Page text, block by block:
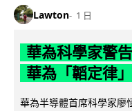
Lawton 1 日
華為科學家警
華為「韜定律
華為半導體首席科學家廖